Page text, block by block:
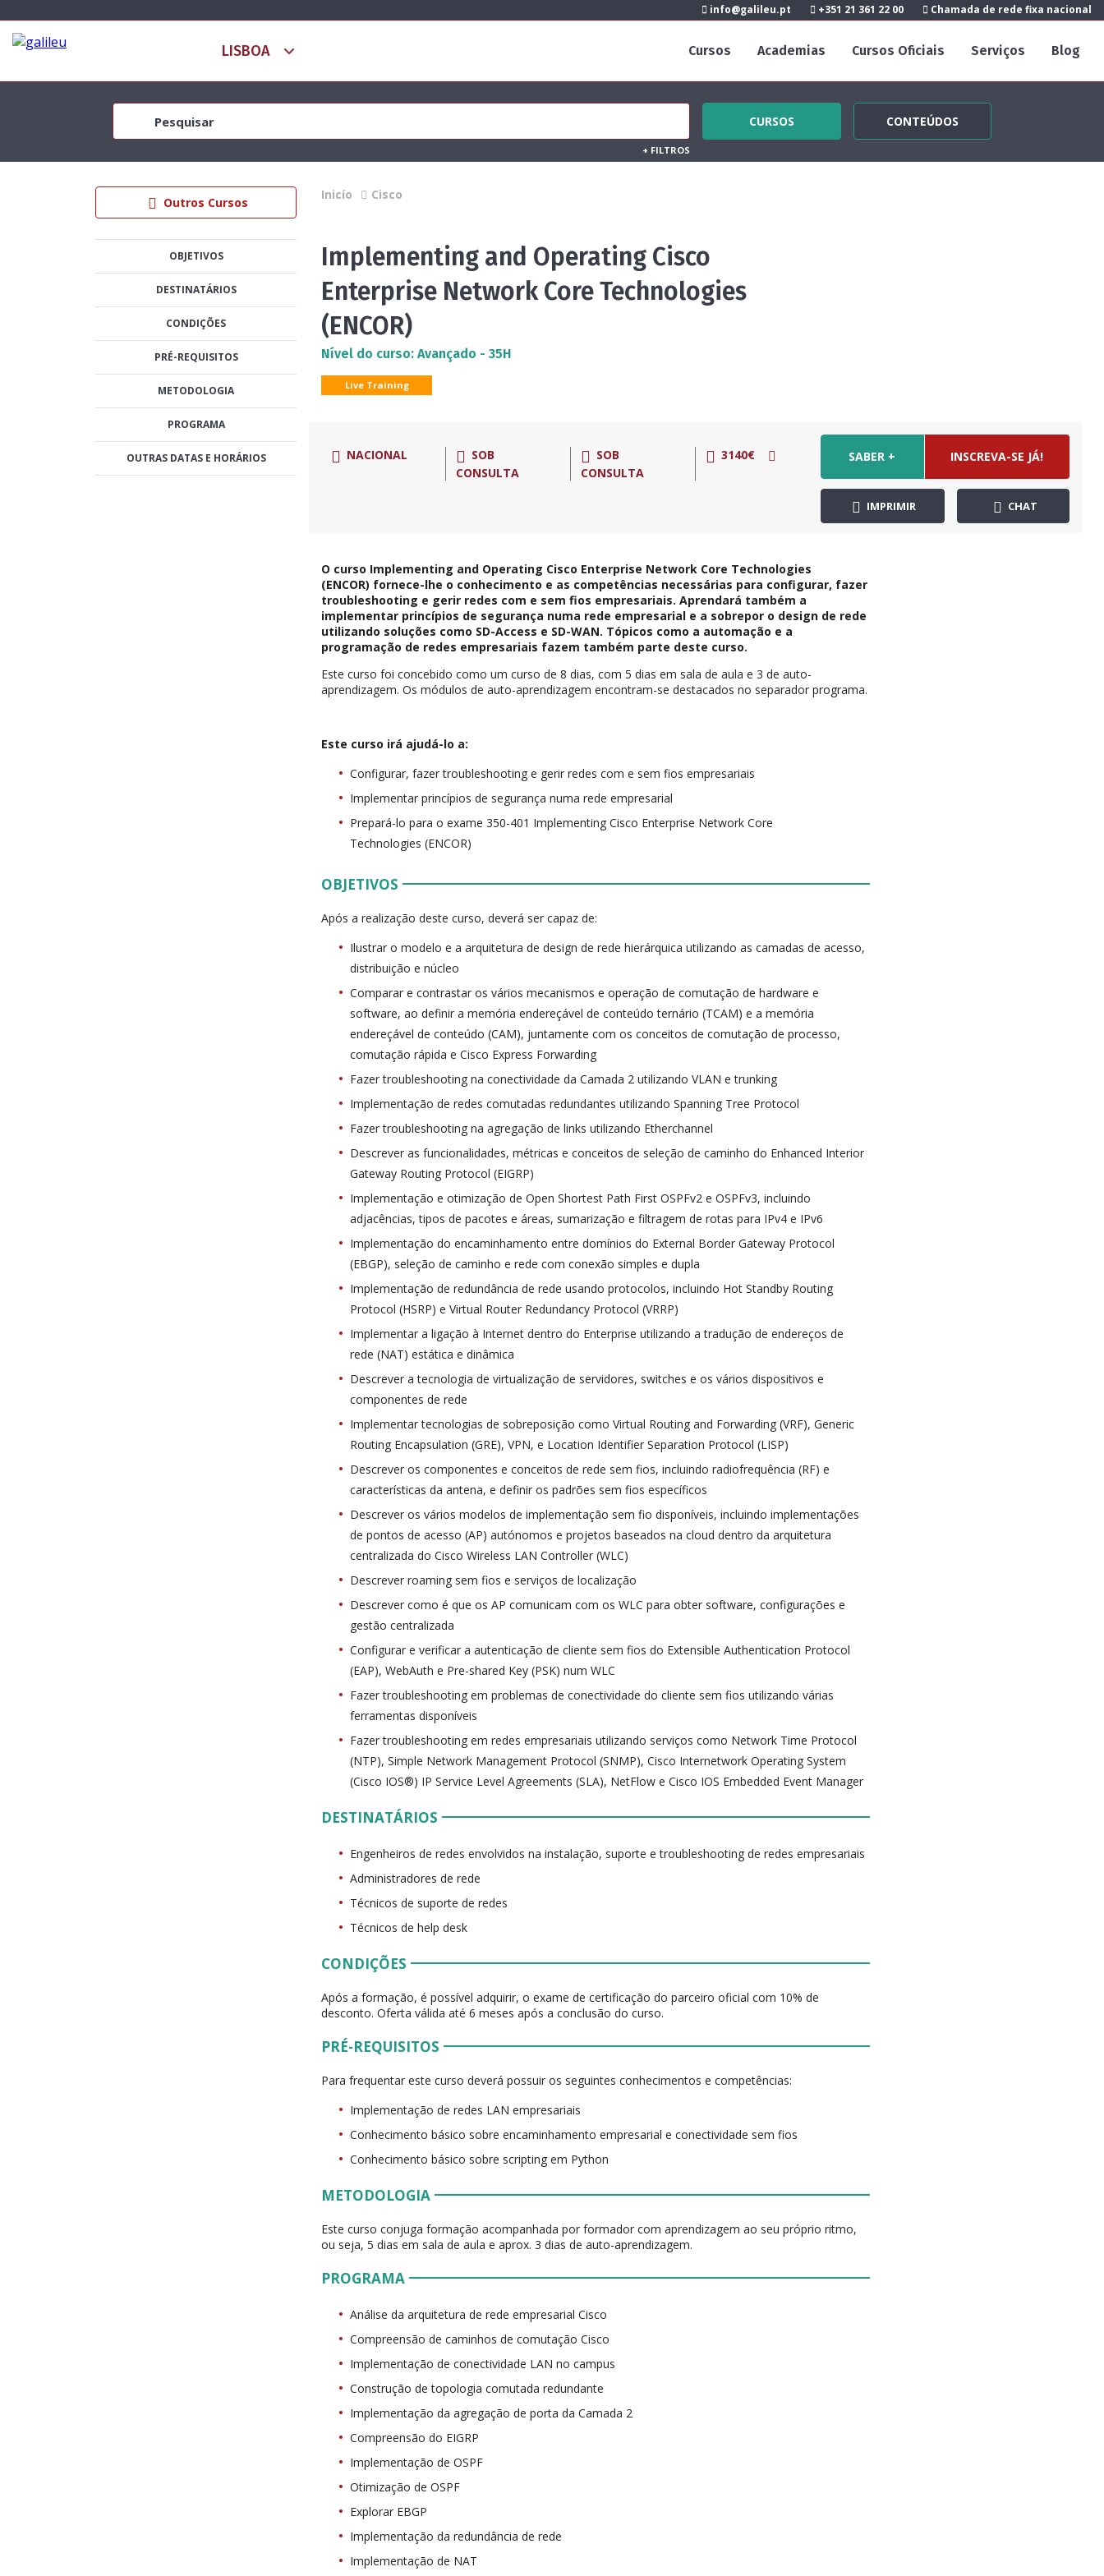
info@galileu.pt +351 21 361 22 00 Chamada de rede fixa nacional
Cursos Academias Cursos Oficiais Serviços Blog
CURSOS CONTEÚDOS
+ FILTROS
Outros Cursos
OBJETIVOS
DESTINATÁRIOS
CONDIÇÕES
PRÉ-REQUISITOS
METODOLOGIA
PROGRAMA
OUTRAS DATAS E HORÁRIOS
Inicío Cisco
Implementing and Operating Cisco
Enterprise Network Core Technologies
(ENCOR)
Nível do curso: Avançado - 35H
Live Training
NACIONAL
SOB
CONSULTA
SOB
CONSULTA
3140€ SABER + INSCREVA-SE JÁ!
IMPRIMIR CHAT
O curso Implementing and Operating Cisco Enterprise Network Core Technologies
(ENCOR) fornece-lhe o conhecimento e as competências necessárias para configurar, fazer
troubleshooting e gerir redes com e sem fios empresariais. Aprendará também a
implementar princípios de segurança numa rede empresarial e a sobrepor o design de rede
utilizando soluções como SD-Access e SD-WAN. Tópicos como a automação e a
programação de redes empresariais fazem também parte deste curso.
Este curso foi concebido como um curso de 8 dias, com 5 dias em sala de aula e 3 de auto-
aprendizagem. Os módulos de auto-aprendizagem encontram-se destacados no separador programa.
Este curso irá ajudá-lo a:
Configurar, fazer troubleshooting e gerir redes com e sem fios empresariais
Implementar princípios de segurança numa rede empresarial
Prepará-lo para o exame 350-401 Implementing Cisco Enterprise Network Core
Technologies (ENCOR)
OBJETIVOS
Após a realização deste curso, deverá ser capaz de:
Ilustrar o modelo e a arquitetura de design de rede hierárquica utilizando as camadas de acesso,
distribuição e núcleo
Comparar e contrastar os vários mecanismos e operação de comutação de hardware e
software, ao definir a memória endereçável de conteúdo ternário (TCAM) e a memória
endereçável de conteúdo (CAM), juntamente com os conceitos de comutação de processo,
comutação rápida e Cisco Express Forwarding
Fazer troubleshooting na conectividade da Camada 2 utilizando VLAN e trunking
Implementação de redes comutadas redundantes utilizando Spanning Tree Protocol
Fazer troubleshooting na agregação de links utilizando Etherchannel
Descrever as funcionalidades, métricas e conceitos de seleção de caminho do Enhanced Interior
Gateway Routing Protocol (EIGRP)
Implementação e otimização de Open Shortest Path First OSPFv2 e OSPFv3, incluindo
adjacências, tipos de pacotes e áreas, sumarização e filtragem de rotas para IPv4 e IPv6
Implementação do encaminhamento entre domínios do External Border Gateway Protocol
(EBGP), seleção de caminho e rede com conexão simples e dupla
Implementação de redundância de rede usando protocolos, incluindo Hot Standby Routing
Protocol (HSRP) e Virtual Router Redundancy Protocol (VRRP)
Implementar a ligação à Internet dentro do Enterprise utilizando a tradução de endereços de
rede (NAT) estática e dinâmica
Descrever a tecnologia de virtualização de servidores, switches e os vários dispositivos e
componentes de rede
Implementar tecnologias de sobreposição como Virtual Routing and Forwarding (VRF), Generic
Routing Encapsulation (GRE), VPN, e Location Identifier Separation Protocol (LISP)
Descrever os componentes e conceitos de rede sem fios, incluindo radiofrequência (RF) e
características da antena, e definir os padrões sem fios específicos
Descrever os vários modelos de implementação sem fio disponíveis, incluindo implementações
de pontos de acesso (AP) autónomos e projetos baseados na cloud dentro da arquitetura
centralizada do Cisco Wireless LAN Controller (WLC)
Descrever roaming sem fios e serviços de localização
Descrever como é que os AP comunicam com os WLC para obter software, configurações e
gestão centralizada
Configurar e verificar a autenticação de cliente sem fios do Extensible Authentication Protocol
(EAP), WebAuth e Pre-shared Key (PSK) num WLC
Fazer troubleshooting em problemas de conectividade do cliente sem fios utilizando várias
ferramentas disponíveis
Fazer troubleshooting em redes empresariais utilizando serviços como Network Time Protocol
(NTP), Simple Network Management Protocol (SNMP), Cisco Internetwork Operating System
(Cisco IOS®) IP Service Level Agreements (SLA), NetFlow e Cisco IOS Embedded Event Manager
DESTINATÁRIOS
Engenheiros de redes envolvidos na instalação, suporte e troubleshooting de redes empresariais
Administradores de rede
Técnicos de suporte de redes
Técnicos de help desk
CONDIÇÕES
Após a formação, é possível adquirir, o exame de certificação do parceiro oficial com 10% de
desconto. Oferta válida até 6 meses após a conclusão do curso.
PRÉ-REQUISITOS
Para frequentar este curso deverá possuir os seguintes conhecimentos e competências:
Implementação de redes LAN empresariais
Conhecimento básico sobre encaminhamento empresarial e conectividade sem fios
Conhecimento básico sobre scripting em Python
METODOLOGIA
Este curso conjuga formação acompanhada por formador com aprendizagem ao seu próprio ritmo,
ou seja, 5 dias em sala de aula e aprox. 3 dias de auto-aprendizagem.
PROGRAMA
Análise da arquitetura de rede empresarial Cisco
Compreensão de caminhos de comutação Cisco
Implementação de conectividade LAN no campus
Construção de topologia comutada redundante
Implementação da agregação de porta da Camada 2
Compreensão do EIGRP
Implementação de OSPF
Otimização de OSPF
Explorar EBGP
Implementação da redundância de rede
Implementação de NAT